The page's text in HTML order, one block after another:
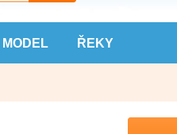
MODEL ŘEKY